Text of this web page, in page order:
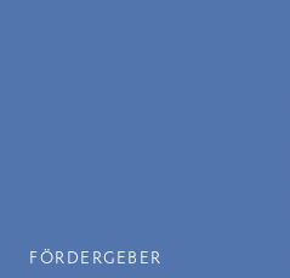
FÖRDERGEBER